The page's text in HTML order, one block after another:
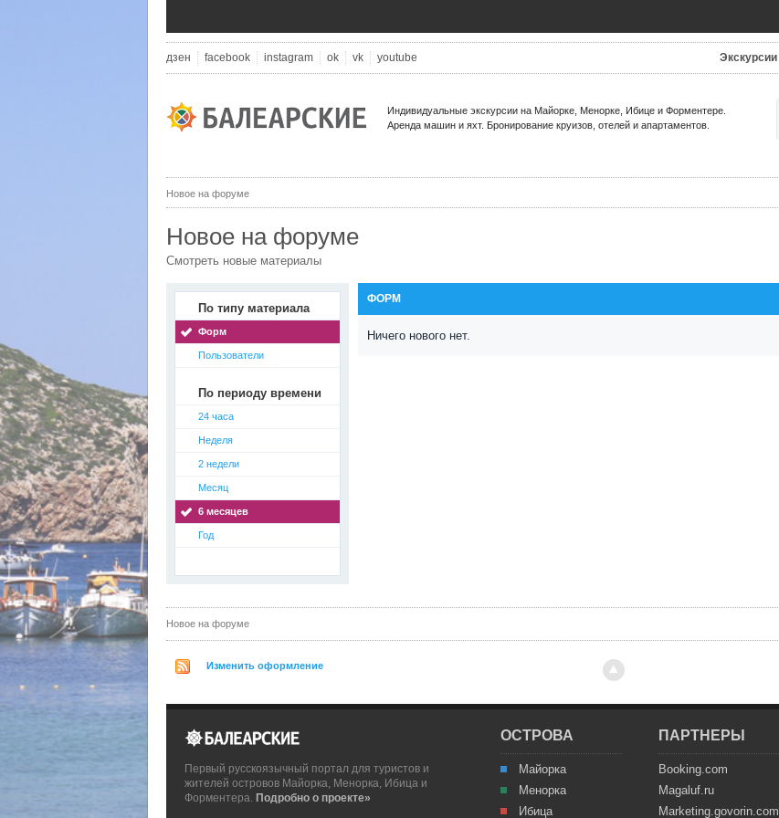
дзен facebook instagram ok vk youtube Экскурсии
Индивидуальные экскурсии на Майорке, Менорке, Ибице и Форментере.
Аренда машин и яхт. Бронирование круизов, отелей и апартаментов.
Новое на форуме
Новое на форуме
Смотреть новые материалы
По типу материала
Форм
Пользователи
По периоду времени
24 часа
Неделя
2 недели
Месяц
6 месяцев
Год
ФОРМ
Ничего нового нет.
Новое на форуме
Изменить оформление
Первый русскоязычный портал для туристов и
жителей островов Майорка, Менорка, Ибица и
Форментера. Подробно о проекте»
ОСТРОВА
Майорка
Менорка
Ибица
ПАРТНЕРЫ
Booking.com
Magaluf.ru
Marketing.govorin.com